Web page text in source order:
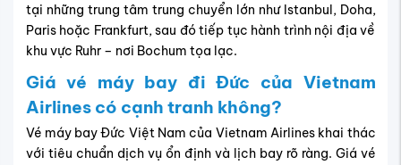
tại những trung tâm trung chuyển lớn như Istanbul, Doha,
Paris hoặc Frankfurt, sau đó tiếp tục hành trình nội địa về
khu vực Ruhr – nơi Bochum tọa lạc.
Giá vé máy bay đi Đức của Vietnam
Airlines có cạnh tranh không?
Vé máy bay Đức Việt Nam của Vietnam Airlines khai thác
với tiêu chuẩn dịch vụ ổn định và lịch bay rõ ràng. Giá vé